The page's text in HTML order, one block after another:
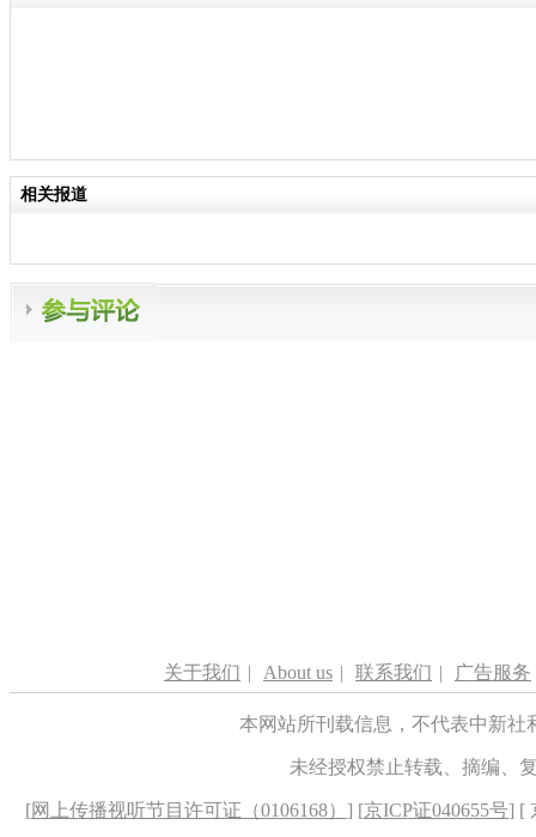
相关报道
关于我们 | About us | 联系我们 | 广告服务
本网站所刊载信息，不代表中新
未经授权禁止转载、摘编、
[网上传播视听节目许可证（0106168） ] [京ICP证040655号] [